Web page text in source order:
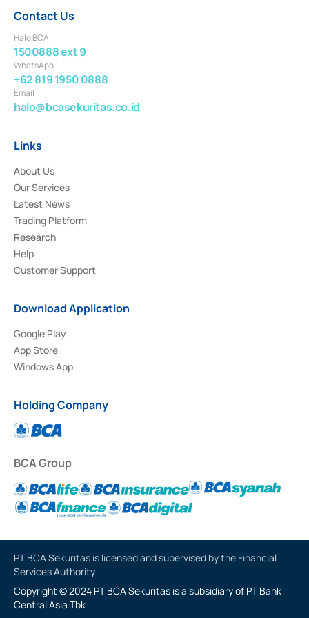
Contact Us
Halo BCA
1500888 ext 9
WhatsApp
+62 819 1950 0888
Email
halo@bcasekuritas.co.id
Links
About Us
Our Services
Latest News
Trading Platform
Research
Help
Customer Support
Download Application
Google Play
App Store
Windows App
Holding Company
BCA Group
PT BCA Sekuritas is licensed and supervised by the Financial
Services Authority
Copyright © 2024 PT BCA Sekuritas is a subsidiary of PT Bank
Central Asia Tbk